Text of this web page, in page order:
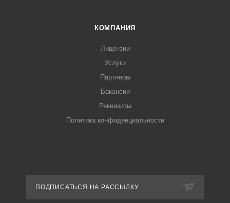
КОМПАНИЯ
Лицензии
Услуги
Партнеры
Вакансии
Реквизиты
Политика конфиденциальности
ПОДПИСАТЬСЯ НА РАССЫЛКУ